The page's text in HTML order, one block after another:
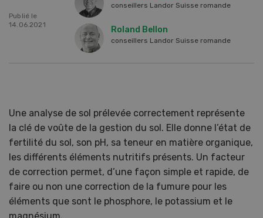
Publié le
14.06.2021
conseillers Landor Suisse romande
Roland Bellon
conseillers Landor Suisse romande
Une analyse de sol prélevée correctement représente
la clé de voûte de la gestion du sol. Elle donne l’état de
fertilité du sol, son pH, sa teneur en matière organique,
les différents éléments nutritifs présents. Un facteur
de correction permet, d’une façon simple et rapide, de
faire ou non une correction de la fumure pour les
éléments que sont le phosphore, le potassium et le
magnésium.